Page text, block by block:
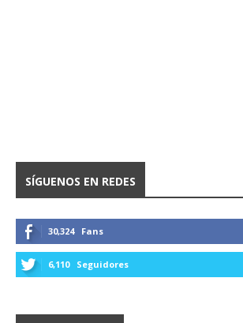
SÍGUENOS EN REDES
30,324 Fans
6,110 Seguidores